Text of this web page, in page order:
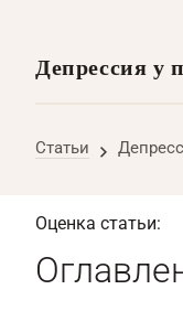
Депрессия у
Статьи
Оценка статьи: